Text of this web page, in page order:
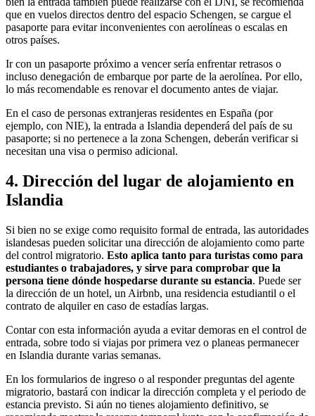
que en vuelos directos dentro del espacio Schengen, se cargue el
pasaporte para evitar inconvenientes con aerolíneas o escalas en
otros países.
Ir con un pasaporte próximo a vencer sería enfrentar retrasos o
incluso denegación de embarque por parte de la aerolínea. Por ello,
lo más recomendable es renovar el documento antes de viajar.
En el caso de personas extranjeras residentes en España (por
ejemplo, con NIE), la entrada a Islandia dependerá del país de su
pasaporte; si no pertenece a la zona Schengen, deberán verificar si
necesitan una visa o permiso adicional.
4. Dirección del lugar de alojamiento en
Islandia
Si bien no se exige como requisito formal de entrada, las autoridades
islandesas pueden solicitar una dirección de alojamiento como parte
del control migratorio. Esto aplica tanto para turistas como para
estudiantes o trabajadores, y sirve para comprobar que la
persona tiene dónde hospedarse durante su estancia. Puede ser
la dirección de un hotel, un Airbnb, una residencia estudiantil o el
contrato de alquiler en caso de estadías largas.
Contar con esta información ayuda a evitar demoras en el control de
entrada, sobre todo si viajas por primera vez o planeas permanecer
en Islandia durante varias semanas.
En los formularios de ingreso o al responder preguntas del agente
migratorio, bastará con indicar la dirección completa y el periodo de
estancia previsto. Si aún no tienes alojamiento definitivo, se